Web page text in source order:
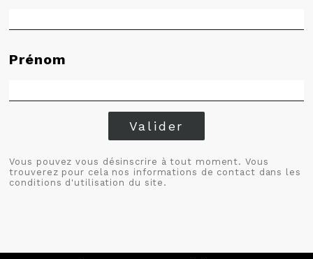
Prénom
Valider
Vous pouvez vous désinscrire à tout moment. Vous
trouverez pour cela nos informations de contact dans les
conditions d'utilisation du site.